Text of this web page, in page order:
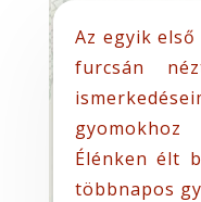
Az egyik
furcsán
Élénken élt
többnapos